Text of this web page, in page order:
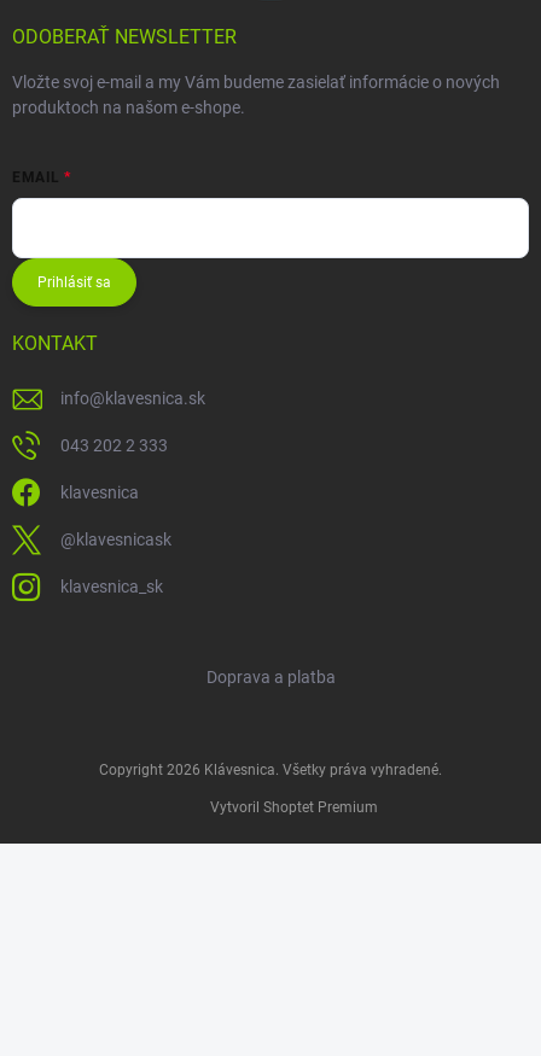
ODOBERAŤ NEWSLETTER
Vložte svoj e-mail a my Vám budeme zasielať informácie o nových
produktoch na našom e-shope.
EMAIL
Prihlásiť sa
KONTAKT
info@klavesnica.sk
043 202 2 333
klavesnica
@klavesnicask
klavesnica_sk
Doprava a platba
Vytvoril Shoptet Premium
Copyright 2026 Klávesnica. Všetky práva vyhradené.